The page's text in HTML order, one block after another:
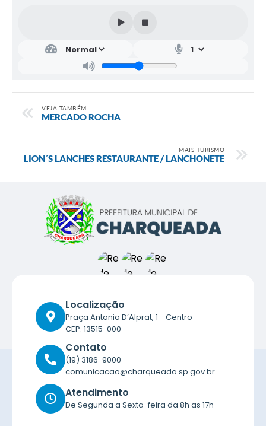
VEJA TAMBÉM
MERCADO ROCHA
MAIS TURISMO
LION´S LANCHES RESTAURANTE / LANCHONETE
Localização
Praça Antonio D’Alprat, 1 - Centro
CEP: 13515-000
Contato
(19) 3186-9000
comunicacao@charqueada.sp.gov.br
Atendimento
De Segunda a Sexta-feira da 8h as 17h